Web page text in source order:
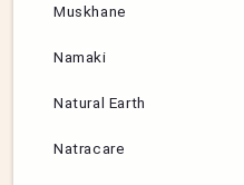
Muskhane
Namaki
Natural Earth
Natracare